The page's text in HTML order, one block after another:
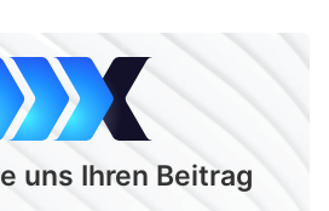
uns Ihren Beitrag